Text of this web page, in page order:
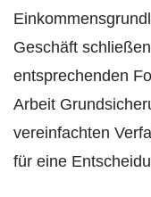
Geschäft
entsprechenden
Arbeit
vereinfachten
für eine